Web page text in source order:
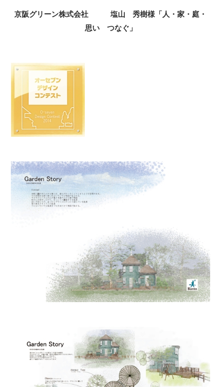
京阪グリーン株式会社 塩山 秀樹様「人・家・庭・
思い つなぐ」